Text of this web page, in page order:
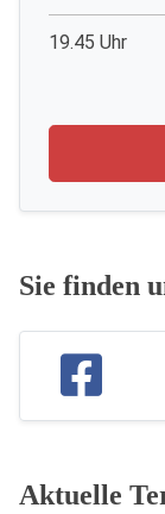
19.45 Uhr
Sie finden
Aktuelle